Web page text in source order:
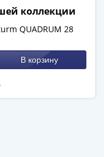
коллекции
QUADRUM 28
В корзину